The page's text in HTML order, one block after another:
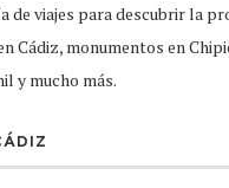
de viajes para descubrir la
Cádiz, monumentos en
y mucho más.